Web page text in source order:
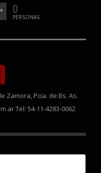
0
PERSONAS
Zamora, Pcia. de Bs. As.
Tel: 54-11-4283-0062